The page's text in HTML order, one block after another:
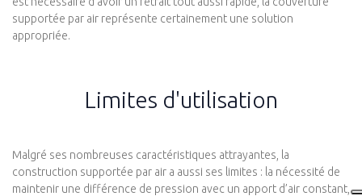
supportée par air représente certainement une solution
appropriée.
Limites d'utilisation
Malgré ses nombreuses caractéristiques attrayantes, la
construction supportée par air a aussi ses limites : la nécessité de
maintenir une différence de pression avec un apport d’air constant,